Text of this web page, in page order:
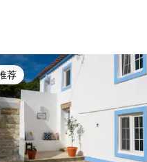
5 分），共 101 条评价
荐
荐